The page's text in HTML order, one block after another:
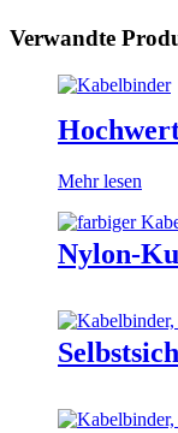
Verwandte
Mehr lesen
Nylon-